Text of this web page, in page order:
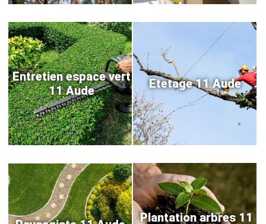
Entretien espace vert
11 Aude
Etetage 11 Aude
Plantation arbres 11